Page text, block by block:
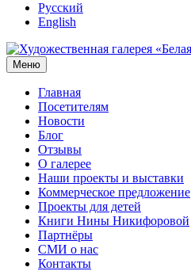
Русский
English
Меню
Главная
Посетителям
Новости
Блог
Отзывы
О галерее
Наши проекты и выставки
Коммерческое предложение
Проекты для детей
Книги Нины Никифоровой
Партнёры
СМИ о нас
Контакты